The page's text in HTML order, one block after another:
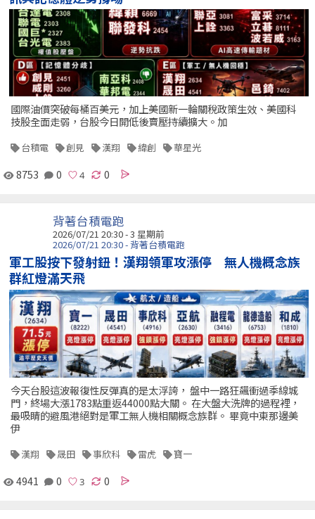
國際油價突破每桶百美元，加上美國新一輪關稅政策生效、美國科
技股全面走弱，台股今日開低後賣壓持續擴大。加
台積電 創見 漢翔 緯創 華星光
8753 0 0
背著台積電跑
2026/07/21 20:30 - 3 星期前
2026/07/21 20:30 - 背著台積電跑
軍工股按下發射鈕！漢翔領軍攻漲停 無人機概念族
群紅燈滿天飛
今天台股這波報復性反彈真的是太浮誇， 盤中一路狂飆衝過季線城
門，終場大漲1783點重返44000點大關。 在大盤大洗牌的過程裡，
最吸睛的避風港絕對是軍工無人機相關概念族群。 畢竟中東那邊美
伊
漢翔 晟田 事欣科 雷虎 寶一
4941 0 0